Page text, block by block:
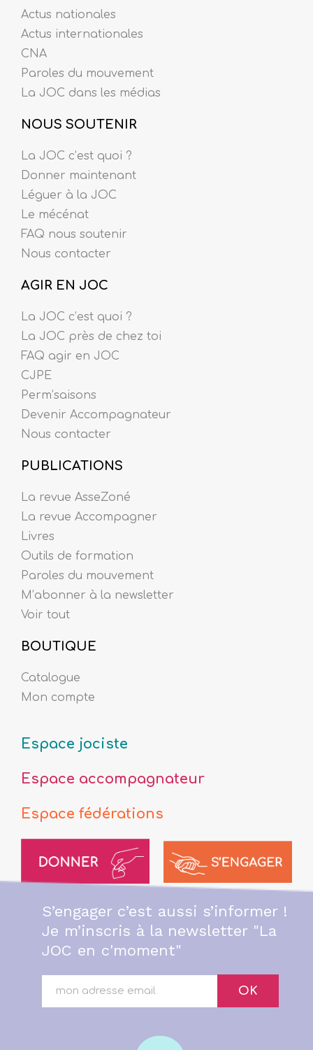
Actus nationales
Actus internationales
CNA
Paroles du mouvement
La JOC dans les médias
NOUS SOUTENIR
La JOC c’est quoi ?
Donner maintenant
Léguer à la JOC
Le mécénat
FAQ nous soutenir
Nous contacter
AGIR EN JOC
La JOC c’est quoi ?
La JOC près de chez toi
FAQ agir en JOC
CJPE
Perm’saisons
Devenir Accompagnateur
Nous contacter
PUBLICATIONS
La revue AsseZoné
La revue Accompagner
Livres
Outils de formation
Paroles du mouvement
M’abonner à la newsletter
Voir tout
BOUTIQUE
Catalogue
Mon compte
Espace jociste
Espace accompagnateur
Espace fédérations
S’engager c’est aussi s’informer !
Je m’inscris à la newsletter "La
JOC en c'moment"
OK